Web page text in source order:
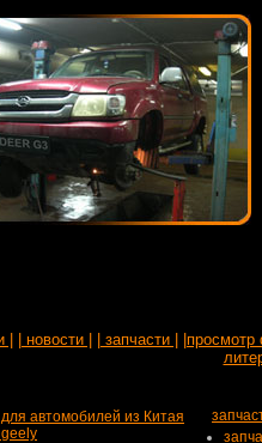
| новости | | запчасти |
|просмотр
автомобилей из Китая